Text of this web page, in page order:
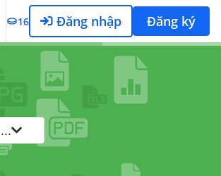
16 Đăng nhập Đăng ký
...